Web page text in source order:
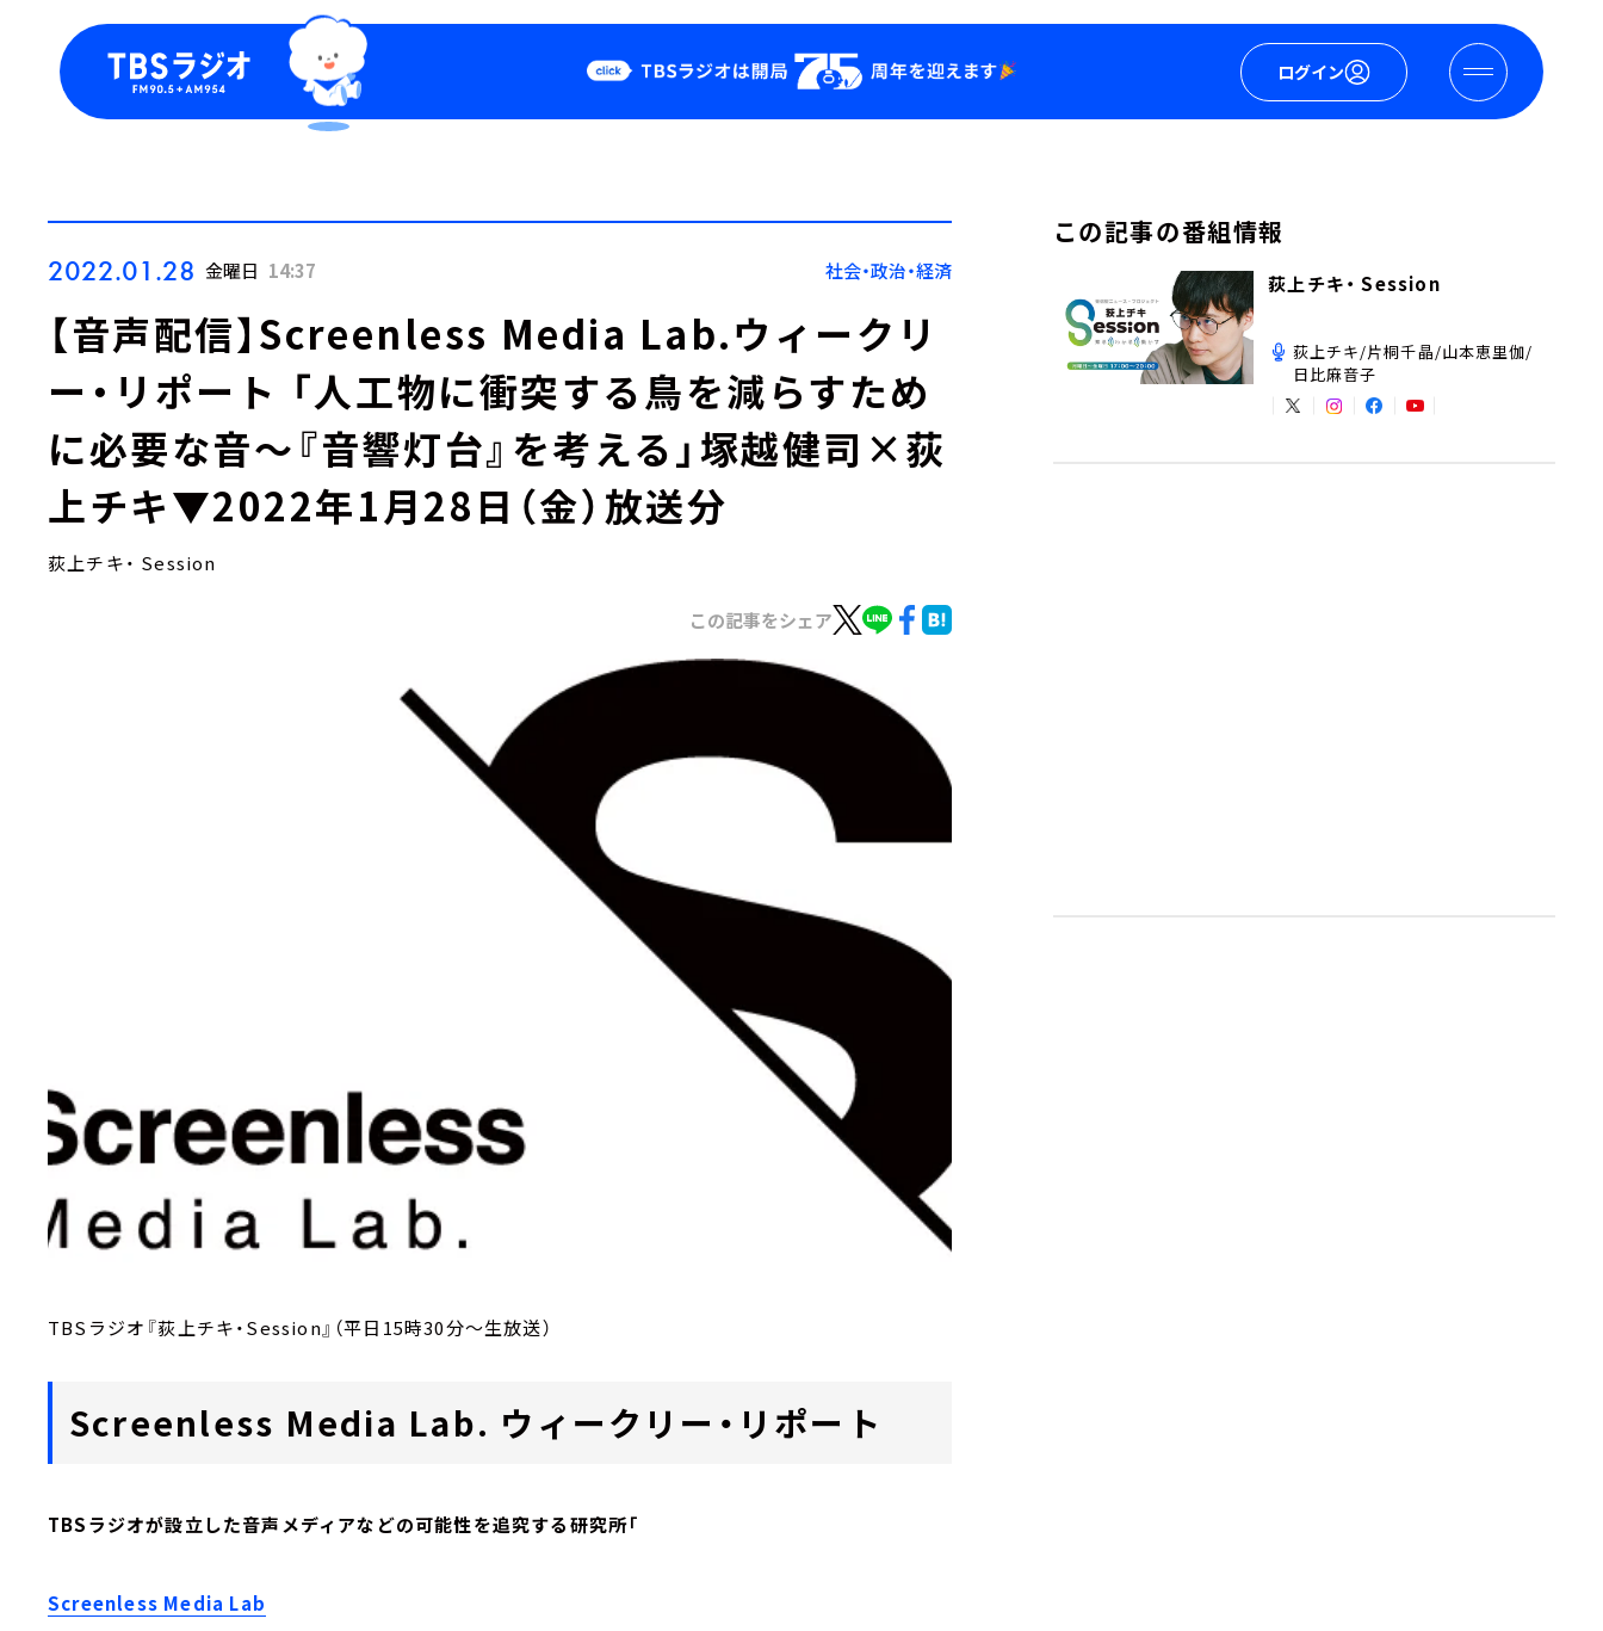
ログイン
Podcast
YouTube
会社情報
2022.01.28 金曜日 14:37 社会・政治・経済
【音声配信】Screenless Media Lab.ウィークリ
ー・リポート 「人工物に衝突する鳥を減らすため
に必要な音～『音響灯台』を考える」塚越健司×荻
上チキ▼2022年1月28日（金）放送分
荻上チキ・ Session
この記事をシェア
TBSラジオ『荻上チキ・Session』（平日15時30分～生放送）
Screenless Media Lab. ウィークリー・リポート
TBSラジオが設立した音声メディアなどの可能性を追究する研究所「
Screenless Media Lab
この記事の番組情報
荻上チキ・ Session
荻上チキ/片桐千晶/山本恵里伽/
日比麻音子